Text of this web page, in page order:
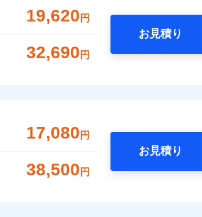
19,620 円
32,690 円
お見積り
17,080 円
38,500 円
お見積り